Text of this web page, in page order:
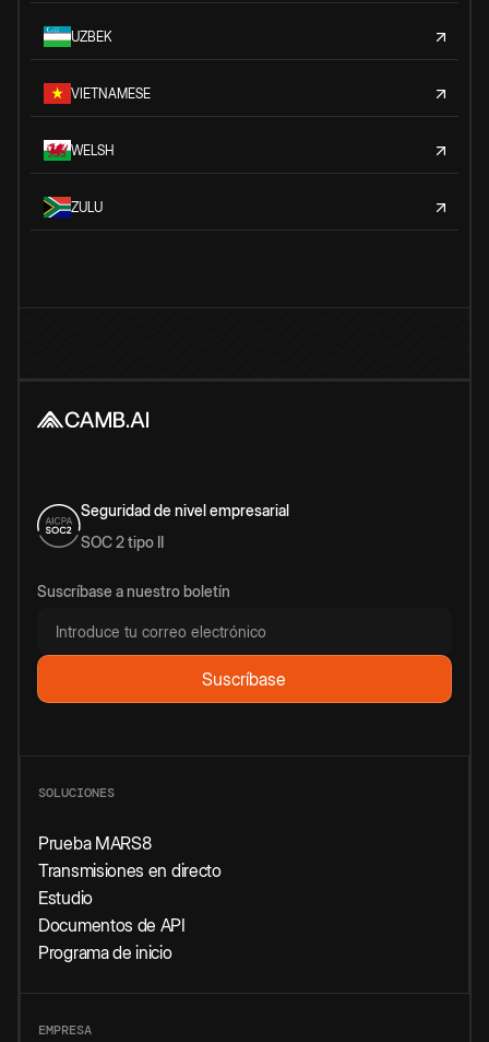
UZBEK
VIETNAMESE
WELSH
ZULU
Seguridad de nivel empresarial
SOC 2 tipo II
Suscríbase a nuestro boletín
SOLUCIONES
Prueba MARS8
Transmisiones en directo
Estudio
Documentos de API
Programa de inicio
EMPRESA